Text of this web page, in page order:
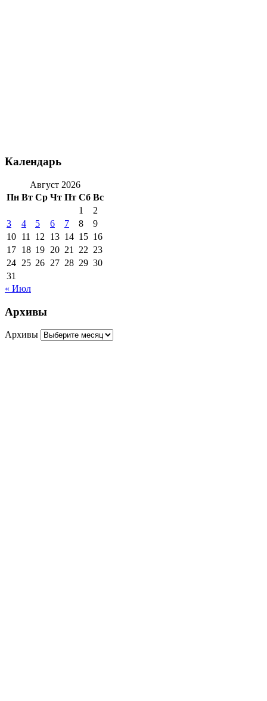
Календарь
Август 2026
Пн Вт Ср Чт Пт Сб Вс
1
2
3
4 5 6 7 8
9
10 11 12 13 14 15 16
17 18 19 20 21 22 23
24 25 26 27 28 29 30
31
« Июл
Архивы
Архивы